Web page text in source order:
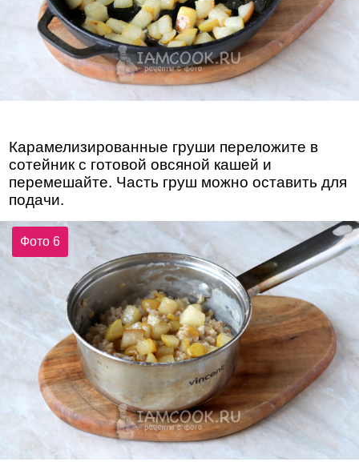
Карамелизированные груши переложите в
сотейник с готовой овсяной кашей и
перемешайте. Часть груш можно оставить для
подачи.
Фото 6